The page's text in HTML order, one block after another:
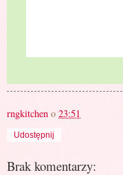
rngkitchen o 23:51
Udostępnij
Brak komentarzy: